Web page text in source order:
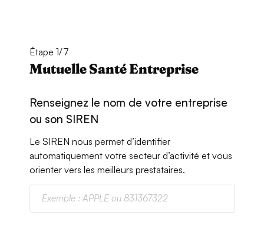
Étape 1/7
Mutuelle Santé Entreprise
Renseignez le nom de votre entreprise
ou son SIREN
Le SIREN nous permet d’identifier
automatiquement votre secteur d’activité et vous
orienter vers les meilleurs prestataires.